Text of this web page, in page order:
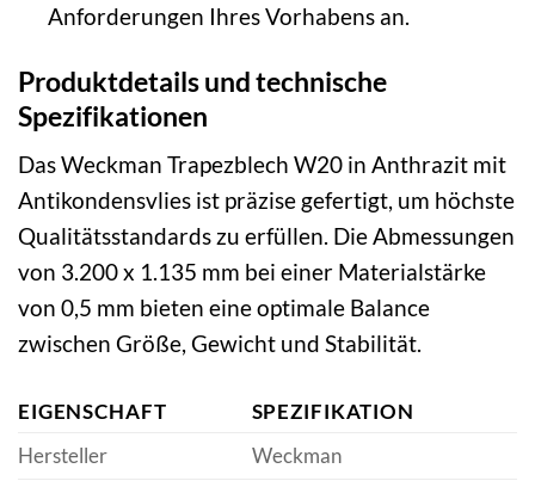
Anforderungen Ihres Vorhabens an.
Produktdetails und technische
Spezifikationen
Das Weckman Trapezblech W20 in Anthrazit mit
Antikondensvlies ist präzise gefertigt, um höchste
Qualitätsstandards zu erfüllen. Die Abmessungen
von 3.200 x 1.135 mm bei einer Materialstärke
von 0,5 mm bieten eine optimale Balance
zwischen Größe, Gewicht und Stabilität.
EIGENSCHAFT
SPEZIFIKATION
Hersteller
Weckman